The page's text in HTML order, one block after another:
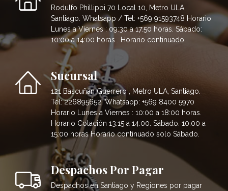
Rodulfo Phillippi 70 Local 10, Metro ULA,
Santiago. Whatsapp / Tel: +569 91593748 Horario
Lunes a Viernes : 09:30 a 17:50 horas. Sábado:
10:00 a 14:00 horas . Horario continuado.
Sucursal
121 Bascuñán Guerrero , Metro ULA, Santiago.
Tel: 226895652. Whatsapp: +569 8400 5970
Horario Lunes a Viernes : 10:00 a 18:00 horas.
Horario Colación 13:15 a 14:00. Sábado: 10:00 a
15:00 horas Horario continuado solo Sábado.
Despachos Por Pagar
Despachos en Santiago y Regiones por pagar